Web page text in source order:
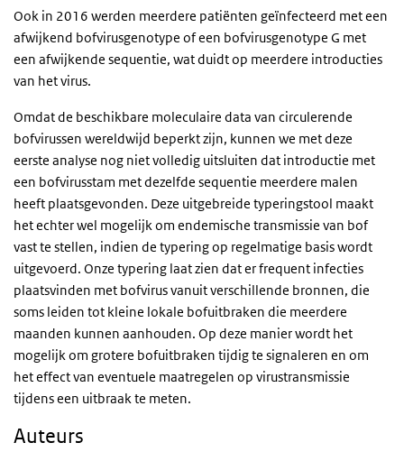
Ook in 2016 werden meerdere patiënten geïnfecteerd met een
afwijkend bofvirusgenotype of een bofvirusgenotype G met
een afwijkende sequentie, wat duidt op meerdere introducties
van het virus.
Omdat de beschikbare moleculaire data van circulerende
bofvirussen wereldwijd beperkt zijn, kunnen we met deze
eerste analyse nog niet volledig uitsluiten dat introductie met
een bofvirusstam met dezelfde sequentie meerdere malen
heeft plaatsgevonden. Deze uitgebreide typeringstool maakt
het echter wel mogelijk om endemische transmissie van bof
vast te stellen, indien de typering op regelmatige basis wordt
uitgevoerd. Onze typering laat zien dat er frequent infecties
plaatsvinden met bofvirus vanuit verschillende bronnen, die
soms leiden tot kleine lokale bofuitbraken die meerdere
maanden kunnen aanhouden. Op deze manier wordt het
mogelijk om grotere bofuitbraken tijdig te signaleren en om
het effect van eventuele maatregelen op virustransmissie
tijdens een uitbraak te meten.
Auteurs